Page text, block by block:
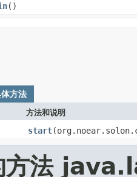
()
方法
方法和说明
start
方法